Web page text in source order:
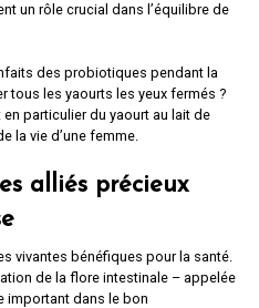
un rôle crucial dans l’équilibre de
des probiotiques pendant la
tous les yaourts les yeux fermés ?
particulier du yaourt au lait de
la vie d’une femme.
alliés précieux
vivantes bénéfiques pour la santé.
de la flore intestinale – appelée
important dans le bon